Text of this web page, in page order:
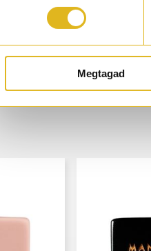
Megtagad
Ananász, Grapefruit, Puskapor
(ahogy a friss eső
Tömjén, Velúr